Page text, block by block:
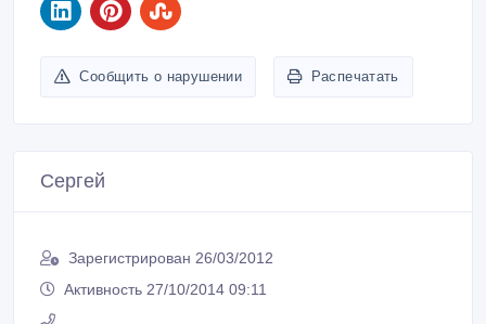
Сообщить о нарушении Распечатать
Сергей
Зарегистрирован 26/03/2012
Активность 27/10/2014 09:11